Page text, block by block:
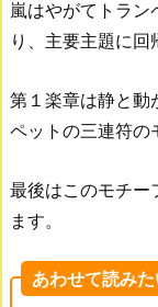
嵐はやがてトラン
り、主要主題に回
第１楽章は静と動
ペットの三連符の
最後はこのモチー
ます。
あわせて読み